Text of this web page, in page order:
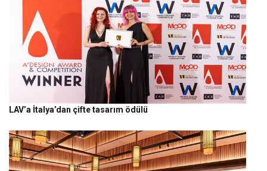
LAV’a İtalya’dan çifte tasarım ödülü